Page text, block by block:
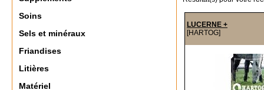
Soins
Sels et minéraux
Friandises
Litières
Matériel
LUCERNE +
[HARTOG]